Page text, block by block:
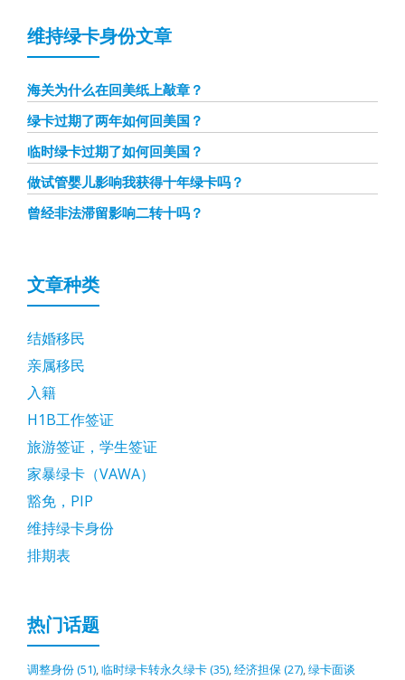
维持绿卡身份文章
海关为什么在回美纸上敲章？
绿卡过期了两年如何回美国？
临时绿卡过期了如何回美国？
做试管婴儿影响我获得十年绿卡吗？
曾经非法滞留影响二转十吗？
文章种类
结婚移民
亲属移民
入籍
H1B工作签证
旅游签证，学生签证
家暴绿卡（VAWA）
豁免，PIP
维持绿卡身份
排期表
热门话题
调整身份(51),临时绿卡转永久绿卡(35),经济担保(27),绿卡面谈